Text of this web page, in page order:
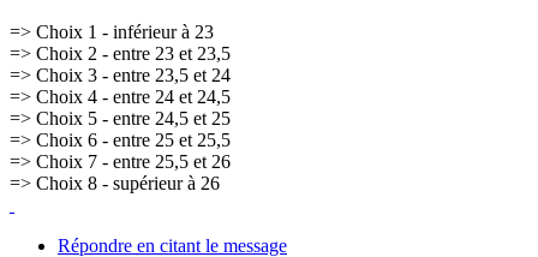
=> Choix 1 - inférieur à 23
=> Choix 2 - entre 23 et 23,5
=> Choix 3 - entre 23,5 et 24
=> Choix 4 - entre 24 et 24,5
=> Choix 5 - entre 24,5 et 25
=> Choix 6 - entre 25 et 25,5
=> Choix 7 - entre 25,5 et 26
=> Choix 8 - supérieur à 26
Répondre en citant le message